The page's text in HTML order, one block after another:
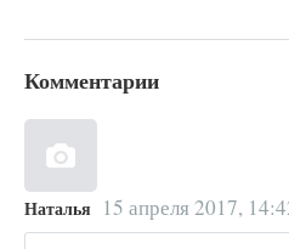
Комментарии
Наталья 15 апреля 2017,